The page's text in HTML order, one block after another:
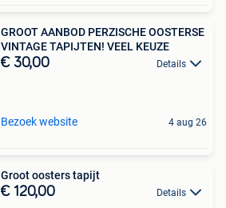
GROOT AANBOD PERZISCHE OOSTERSE
VINTAGE TAPIJTEN! VEEL KEUZE
€ 30,00 Details
Bezoek website 4 aug 26
Groot oosters tapijt
€ 120,00 Details